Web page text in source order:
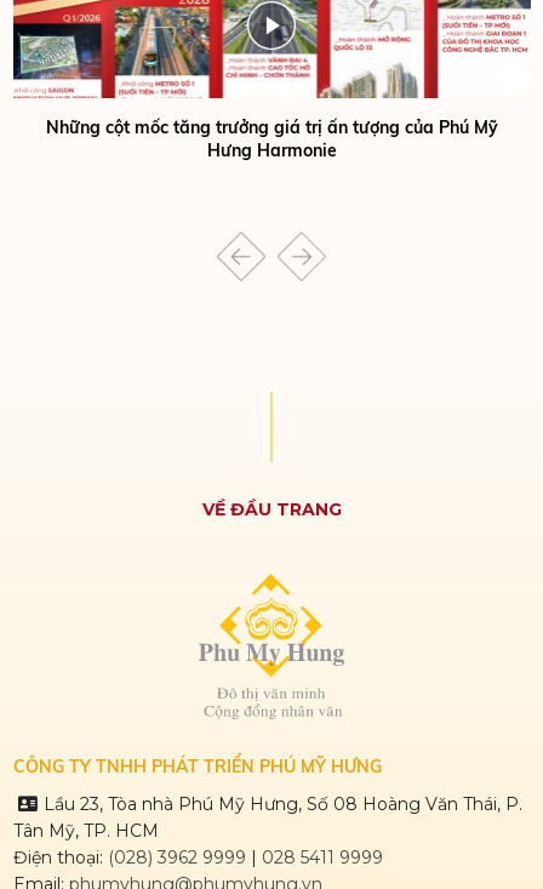
THE REGENCY
Những cột mốc tăng trưởng giá trị ấn tượng của Phú Mỹ
Hưng Harmonie
VỀ ĐẦU TRANG
CÔNG TY TNHH PHÁT TRIỂN PHÚ MỸ HƯNG
Lầu 23, Tòa nhà Phú Mỹ Hưng, Số 08 Hoàng Văn Thái, P.
Tân Mỹ, TP. HCM
Điện thoại: (028) 3962 9999 | 028 5411 9999
Email: phumyhung@phumyhung.vn